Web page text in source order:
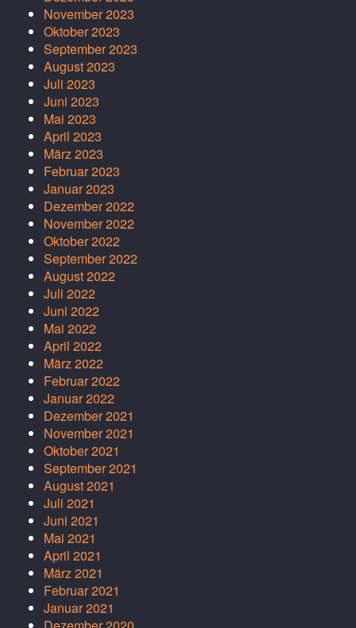
November 2023
Oktober 2023
September 2023
August 2023
Juli 2023
Juni 2023
Mai 2023
April 2023
März 2023
Februar 2023
Januar 2023
Dezember 2022
November 2022
Oktober 2022
September 2022
August 2022
Juli 2022
Juni 2022
Mai 2022
April 2022
März 2022
Februar 2022
Januar 2022
Dezember 2021
November 2021
Oktober 2021
September 2021
August 2021
Juli 2021
Juni 2021
Mai 2021
April 2021
März 2021
Februar 2021
Januar 2021